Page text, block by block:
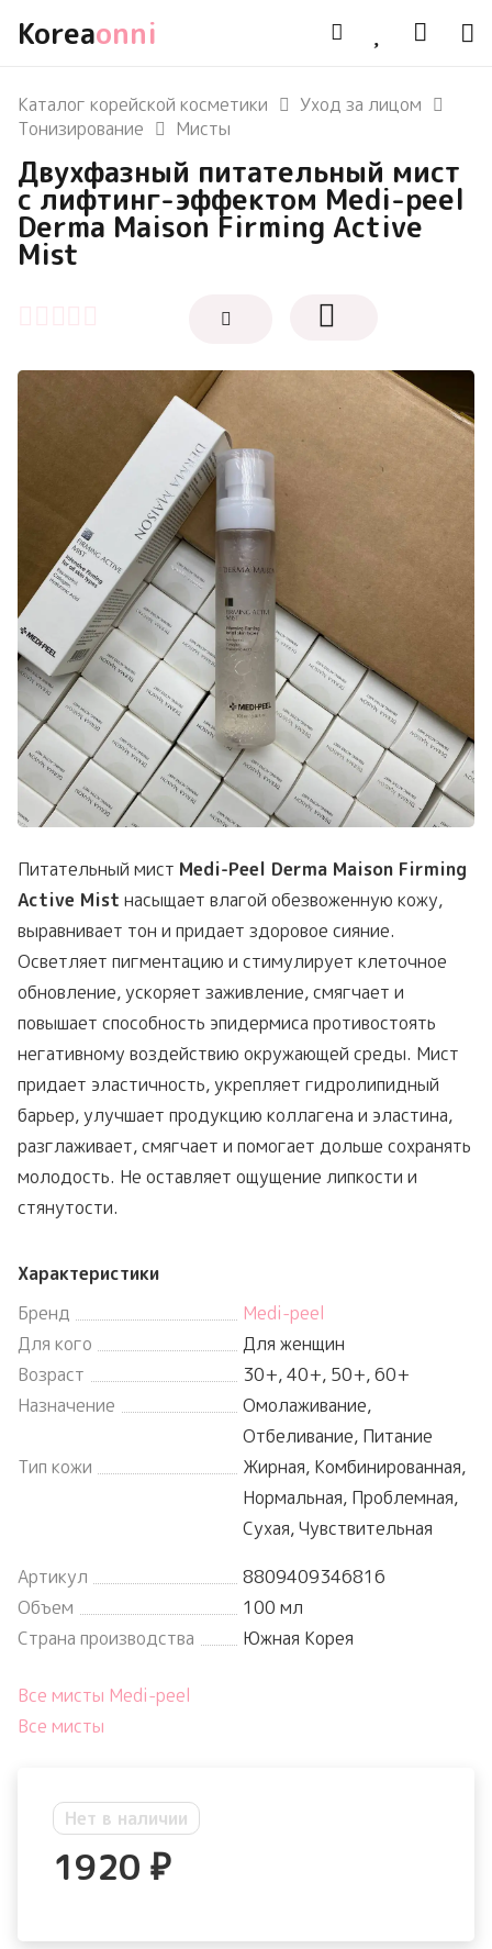
Koreaonni
Каталог корейской косметики
Уход за лицом
Тонизирование
Мисты
Двухфазный питательный мист
с лифтинг-эффектом Medi-peel
Derma Maison Firming Active
Mist
Питательный мист Medi-Peel Derma Maison Firming
Active Mist насыщает влагой обезвоженную кожу,
выравнивает тон и придает здоровое сияние.
Осветляет пигментацию и стимулирует клеточное
обновление, ускоряет заживление, смягчает и
повышает способность эпидермиса противостоять
негативному воздействию окружающей среды. Мист
придает эластичность, укрепляет гидролипидный
барьер, улучшает продукцию коллагена и эластина,
разглаживает, смягчает и помогает дольше сохранять
молодость. Не оставляет ощущение липкости и
стянутости.
Характеристики
Бренд
Medi-peel
Для кого
Для женщин
Возраст
30+, 40+, 50+, 60+
Назначение
Омолаживание,
Отбеливание, Питание
Тип кожи
Жирная, Комбинированная,
Нормальная, Проблемная,
Сухая, Чувствительная
Артикул
8809409346816
Объем
100 мл
Страна производства
Южная Корея
Все мисты Medi-peel
Все мисты
Нет в наличии
1920 ₽